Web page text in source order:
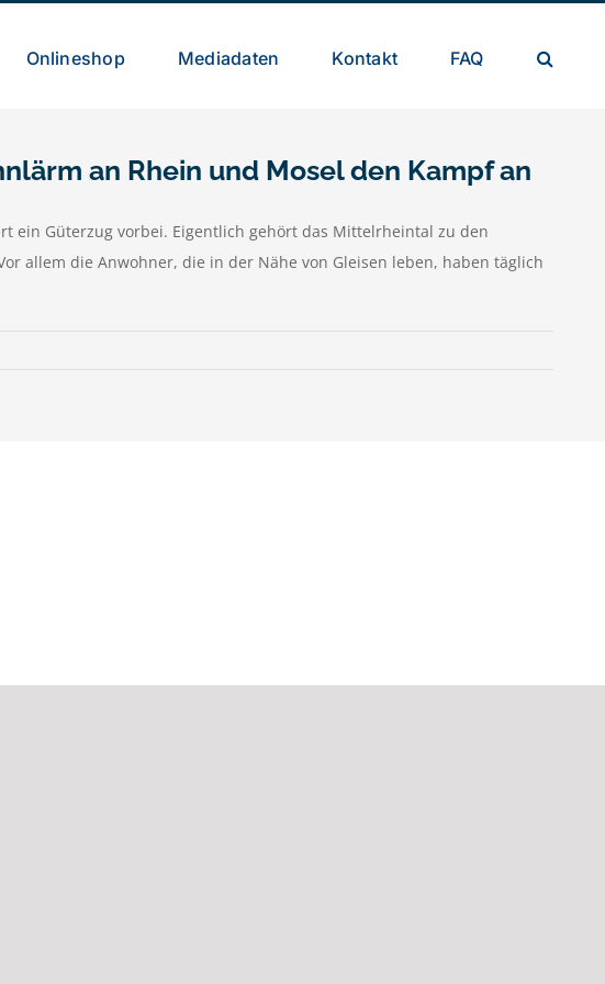
Onlineshop Mediadaten Kontakt FAQ
an Rhein und Mosel den Kampf an
ein Güterzug vorbei. Eigentlich gehört das Mittelrheintal zu den
allem die Anwohner, die in der Nähe von Gleisen leben, haben täglich